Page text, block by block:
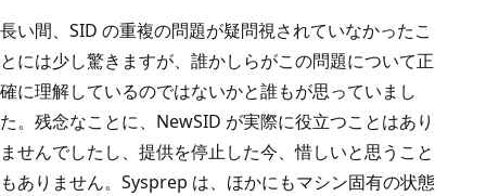
長い間、SID の重複の問題が疑問視されていなかったこ
とには少し驚きますが、誰かしらがこの問題について正
確に理解しているのではないかと誰もが思っていまし
た。残念なことに、NewSID が実際に役立つことはあり
ませんでしたし、提供を停止した今、惜しいと思うこと
もありません。Sysprep は、ほかにもマシン固有の状態